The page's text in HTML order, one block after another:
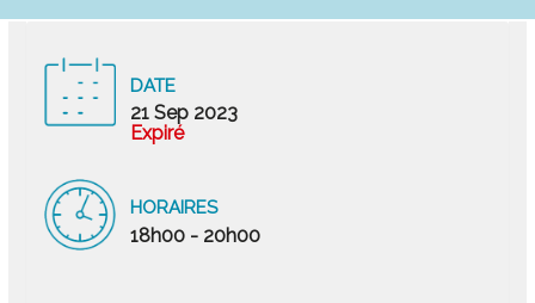
DATE
21 Sep 2023
Expiré
HORAIRES
18h00 - 20h00